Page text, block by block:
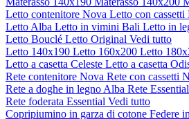
Letto contenitore Nova Letto con cassetti
Letto Alba Letto in vimini Bali Letto in
Letto Bouclé Letto Original Vedi tutto
Letto 140x190 Letto 160x200 Letto
Letto a casetta Celeste Letto a casetta
Rete contenitore Nova Rete con cassetti
Rete a doghe in legno Alba Rete Essential
Rete foderata Essential Vedi tutto
Copripiumino in garza di cotone Federe